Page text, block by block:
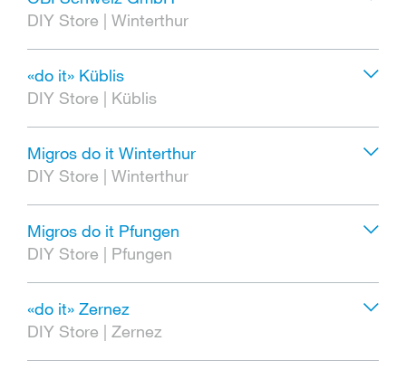
DIY Store | Winterthur
«do it» Küblis
DIY Store | Küblis
Migros do it Winterthur
DIY Store | Winterthur
Migros do it Pfungen
DIY Store | Pfungen
«do it» Zernez
DIY Store | Zernez